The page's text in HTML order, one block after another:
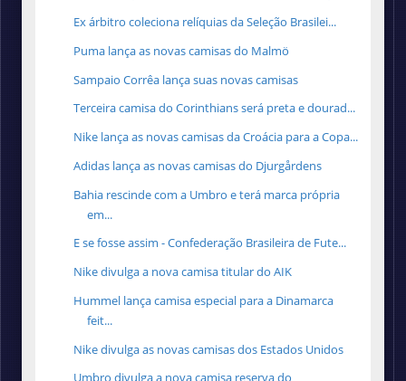
Ex árbitro coleciona relíquias da Seleção Brasilei...
Puma lança as novas camisas do Malmö
Sampaio Corrêa lança suas novas camisas
Terceira camisa do Corinthians será preta e dourad...
Nike lança as novas camisas da Croácia para a Copa...
Adidas lança as novas camisas do Djurgårdens
Bahia rescinde com a Umbro e terá marca própria
em...
E se fosse assim - Confederação Brasileira de Fute...
Nike divulga a nova camisa titular do AIK
Hummel lança camisa especial para a Dinamarca
feit...
Nike divulga as novas camisas dos Estados Unidos
Umbro divulga a nova camisa reserva do